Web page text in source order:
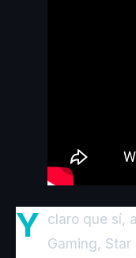
Y claro que sí,
Gaming,